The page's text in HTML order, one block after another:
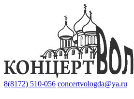
8(8172) 510-056 concertvologda@ya.ru